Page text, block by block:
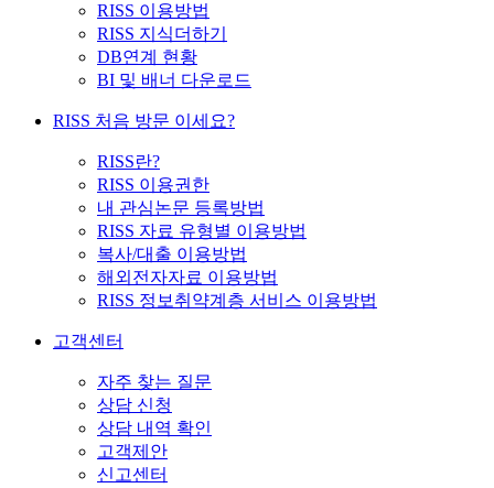
RISS 이용방법
RISS 지식더하기
DB연계 현황
BI 및 배너 다운로드
RISS 처음 방문 이세요?
RISS란?
RISS 이용권한
내 관심논문 등록방법
RISS 자료 유형별 이용방법
복사/대출 이용방법
해외전자자료 이용방법
RISS 정보취약계층 서비스 이용방법
고객센터
자주 찾는 질문
상담 신청
상담 내역 확인
고객제안
신고센터